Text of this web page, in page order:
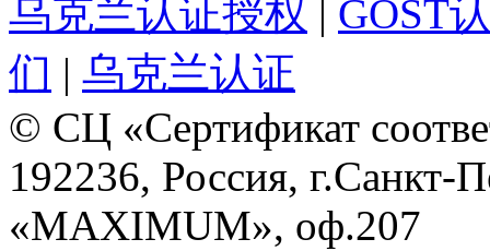
乌克兰认证授权 | GOST
们 | 乌克兰认证
© СЦ «Сертификат
192236, Россия, г.Санкт-
«MAXIMUM», оф.207